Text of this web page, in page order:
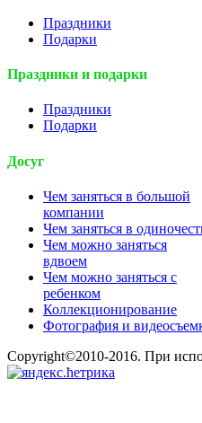
Праздники
Подарки
Праздники и подарки
Праздники
Подарки
Досуг
Чем заняться в большой
компании
Чем заняться в
Чем можно заняться
вдвоем
Чем можно заняться с
ребенком
Коллекционирование
Фотография и
Copyright©2010-2016. При